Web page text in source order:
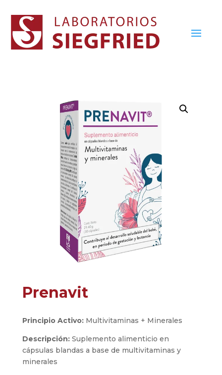
Prenavit
Principio Activo:Multivitaminas + Minerales
Descripción: Suplemento alimenticio en
cápsulas blandas a base de multivitaminas y
minerales